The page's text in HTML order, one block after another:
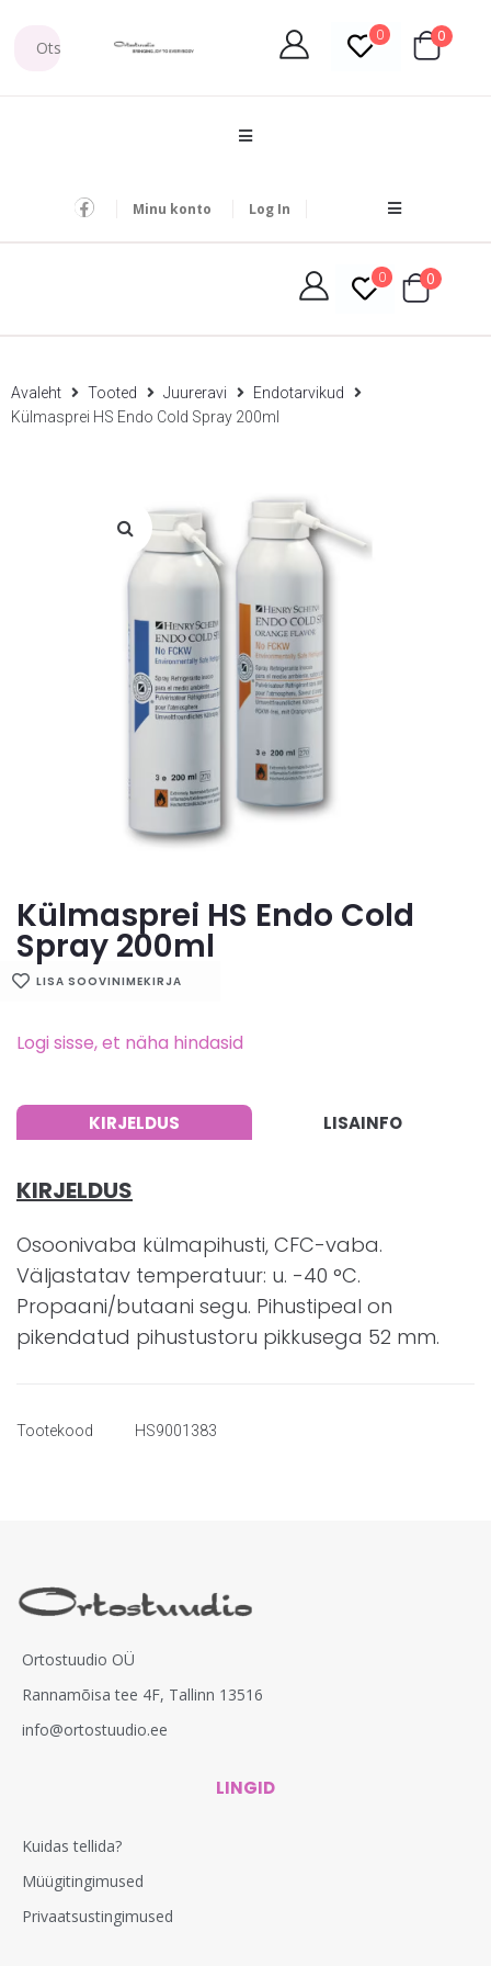
0 0
Minu konto Log In
0 0
Avaleht Tooted Juureravi
Endotarvikud
Külmasprei HS Endo Cold Spray 200ml
Külmasprei HS Endo Cold
Spray 200ml
LISA SOOVINIMEKIRJA
Logi sisse, et näha hindasid
KIRJELDUS LISAINFO
KIRJELDUS
Osoonivaba külmapihusti, CFC-vaba.
Väljastatav temperatuur: u. -40 °C.
Propaani/butaani segu. Pihustipeal on
pikendatud pihustustoru pikkusega 52 mm.
Tootekood HS9001383
Ortostuudio OÜ
Rannamõisa tee 4F, Tallinn 13516
info@ortostuudio.ee
LINGID
Kuidas tellida?
Müügitingimused
Privaatsustingimused